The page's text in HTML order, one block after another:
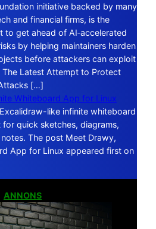
initiative backed by many
and financial firms, is the
to get ahead of AI‑accelerated
by helping maintainers harden
before attackers can exploit
Latest Attempt to Protect
[…]
Whiteboard App for Linux
Excalidraw-like infinite whiteboard
quick sketches, diagrams,
The post Meet Drawy,
App for Linux appeared first on
ANNONS